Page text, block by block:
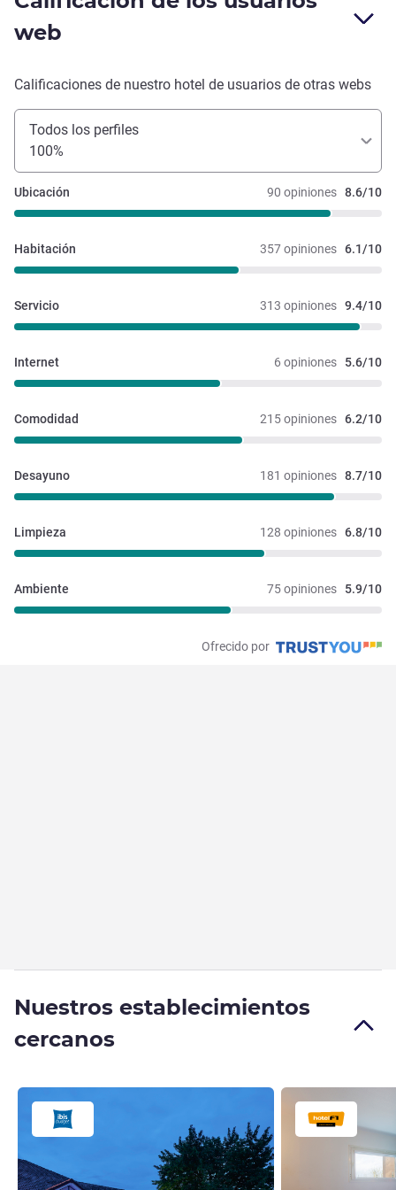
web
Calificaciones de nuestro hotel de usuarios de otras webs
Todos los perfiles
100%
90 opiniones 8.6/10
Ubicación
357 opiniones 6.1/10
Habitación
313 opiniones 9.4/10
Servicio
6 opiniones 5.6/10
Internet
215 opiniones 6.2/10
Comodidad
181 opiniones 8.7/10
Desayuno
128 opiniones 6.8/10
Limpieza
75 opiniones 5.9/10
Ambiente
Ofrecido por
Nuestros establecimientos
cercanos